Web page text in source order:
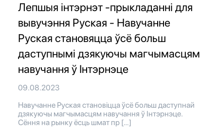
Лепшыя інтэрнэт -прыкладанні для
вывучэння Руская - Навучанне
Руская становяцца ўсё больш
даступнымі дзякуючы магчымасцям
навучання ў Інтэрнэце
09.08.2023
Навучанне Руская становіцца ўсё больш даступнай
дзякуючы магчымасцям навучання ў Інтэрнэце.
Сёння на рынку ёсць шмат пр […]